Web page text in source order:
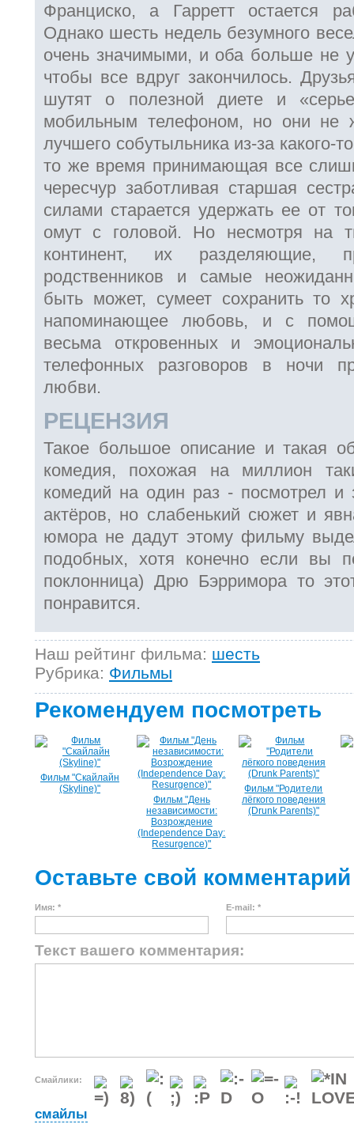
Франциско, а Гарретт остается
Однако шесть недель безумного
очень значимыми, и оба больше не
чтобы все вдруг закончилось.
шутят о полезной диете и
мобильным телефоном, но они не
лучшего собутыльника из-за какого-
то же время принимающая все
чересчур заботливая старшая
силами старается удержать ее от
омут с головой. Но несмотря на
континент, их разделяющие,
родственников и самые
быть может, сумеет сохранить то
напоминающее любовь, и с
весьма откровенных и
телефонных разговоров в ночи
любви.
РЕЦЕНЗИЯ
Такое большое описание и такая
комедия, похожая на миллион
комедий на один раз - посмотрел и
актёров, но слабенький сюжет и
юмора не дадут этому фильму
подобных, хотя конечно если вы
поклонница) Дрю Бэрримора то
понравится.
Наш рейтинг фильма: шесть
Рубрика: Фильмы
Рекомендуем посмотреть
Фильм "Скайлайн
(Skyline)"
Фильм "День
независимости:
Возрождение
(Independence Day:
Resurgence)"
Фильм "Родители
лёгкого поведения
(Drunk Parents)"
Оставьте свой комментарий
Имя: * E-mail: *
Текст вашего комментария:
Смайлики:
смайлы